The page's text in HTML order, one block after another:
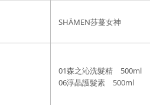
SHÄMEN莎蔓女神
01森之沁洗髮精 500ml
06淳晶護髮素
500ml